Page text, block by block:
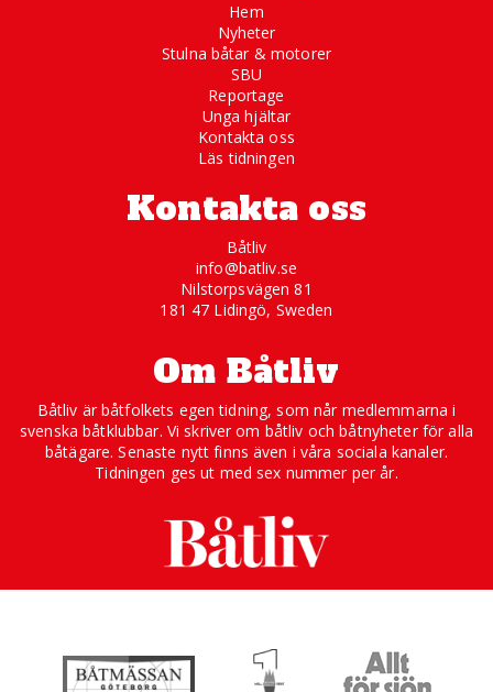
Hem
Nyheter
Stulna båtar & motorer
SBU
Reportage
Unga hjältar
Kontakta oss
Läs tidningen
Kontakta oss
Båtliv
info@batliv.se
Nilstorpsvägen 81
181 47 Lidingö, Sweden
Om Båtliv
Båtliv är båtfolkets egen tidning, som når medlemmarna i
svenska båtklubbar. Vi skriver om båtliv och båtnyheter för alla
båtägare. Senaste nytt finns även i våra sociala kanaler.
Tidningen ges ut med sex nummer per år.